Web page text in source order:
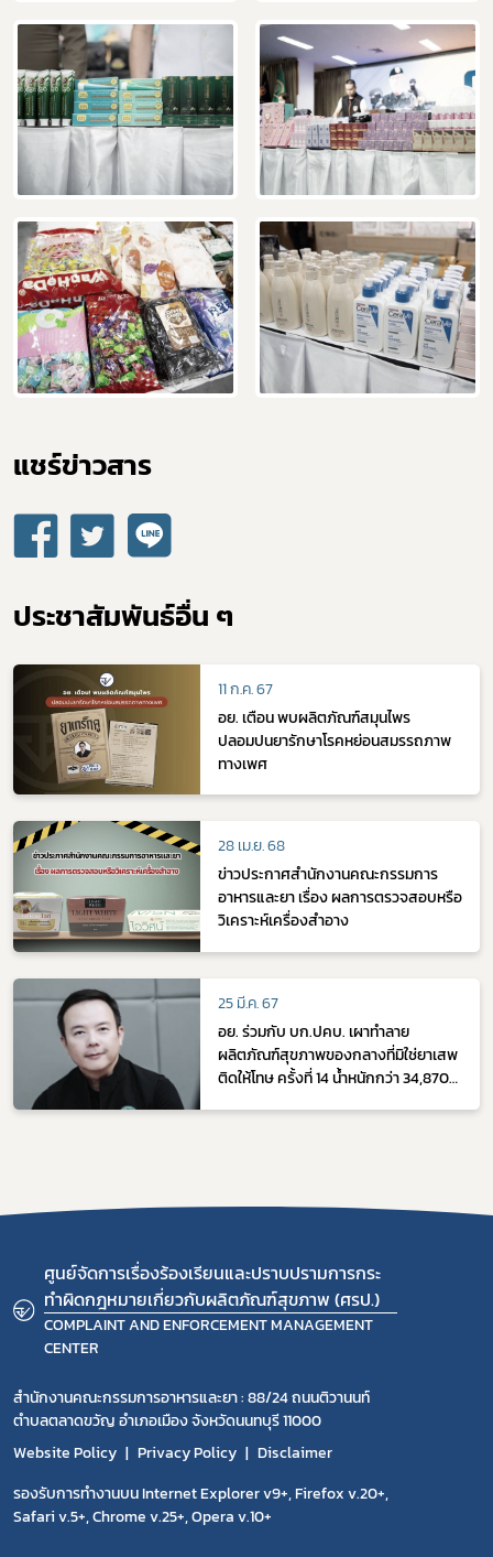
แชร์ข่าวสาร​
ประชาสัมพันธ์อื่น ๆ
11 ก.ค. 67
อย. เตือน พบผลิตภัณฑ์สมุนไพร
ปลอมปนยารักษาโรคหย่อนสมรรถภาพ
ทางเพศ
28 เม.ย. 68
ข่าวประกาศสำนักงานคณะกรรมการ
อาหารและยา เรื่อง ผลการตรวจสอบหรือ
วิเคราะห์เครื่องสำอาง
25 มี.ค. 67
อย. ร่วมกับ บก.ปคบ. เผาทำลาย
ผลิตภัณฑ์สุขภาพของกลางที่มิใช่ยาเสพ
ติดให้โทษ ครั้งที่ 14 น้ำหนักกว่า 34,870
ศูนย์จัดการเรื่องร้องเรียนและปราบปรามการกระ
ทำผิดกฎหมายเกี่ยวกับผลิตภัณฑ์สุขภาพ (ศรป.)
COMPLAINT AND ENFORCEMENT MANAGEMENT
CENTER
สำนักงานคณะกรรมการอาหารและยา : 88/24 ถนนติวานนท์
ตำบลตลาดขวัญ อำเภอเมือง จังหวัดนนทบุรี 11000
Website Policy
Privacy Policy
Disclaimer
รองรับการทำงานบน Internet Explorer v9+, Firefox v.20+,
Safari v.5+, Chrome v.25+, Opera v.10+